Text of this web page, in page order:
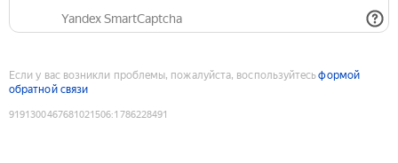
Yandex SmartCaptcha
Если у вас возникли проблемы, пожалуйста, воспользуйтесьформой
обратной связи
9191300467681021506:1786228491